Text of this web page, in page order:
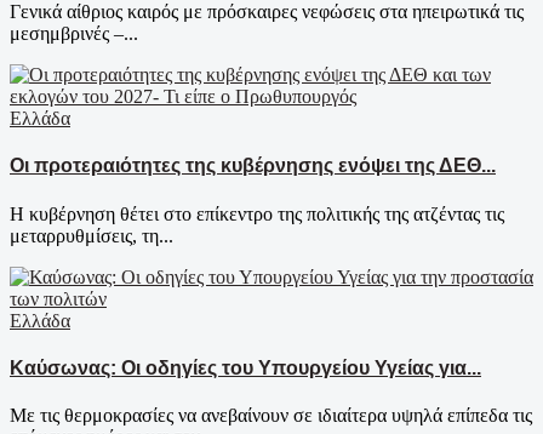
Γενικά αίθριος καιρός με πρόσκαιρες νεφώσεις στα ηπειρωτικά τις
μεσημβρινές –...
Ελλάδα
Οι προτεραιότητες της κυβέρνησης ενόψει της ΔΕΘ...
Η κυβέρνηση θέτει στο επίκεντρο της πολιτικής της ατζέντας τις
μεταρρυθμίσεις, τη...
Ελλάδα
Καύσωνας: Οι οδηγίες του Υπουργείου Υγείας για...
Με τις θερμοκρασίες να ανεβαίνουν σε ιδιαίτερα υψηλά επίπεδα τις